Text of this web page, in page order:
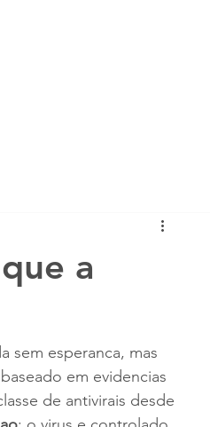
a
sem esperanca, mas
em evidencias
de antivirais desde